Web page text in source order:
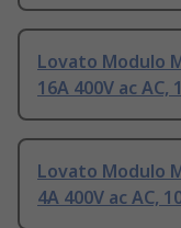
Lovato Modulo
16A 400V ac
Lovato Modulo
4A 400V ac AC,